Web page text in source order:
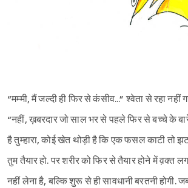
“मम्मी, मैं जल्दी ही फिर से कंसीव...” श्‍वेता से रहा नहीं
“नहीं, ख़बरदार जो साल भर से पहले फिर से बच्चे के बारे
है तुम्हारा, कोई खेत थोड़ी है कि एक फसल काटी तो
तुम तैयार हो. पर शरीर को फिर से तैयार होने में व़क्त
नहीं लेना है, बल्कि शुरू से ही सावधानी बरतनी होगी.